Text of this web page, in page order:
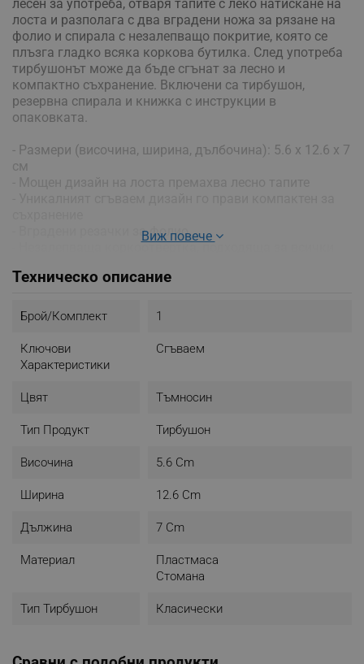
лесен за употреба, отваря тапите с леко натискане на
лоста и разполага с два вградени ножа за рязане на
фолио и спирала с незалепващо покритие, която се
плъзга гладко всяка коркова бутилка. След употреба
тирбушонът може да бъде сгънат за лесно и
компактно съхранение. Включени са тирбушон,
резервна спирала и книжка с инструкции в
опаковката.
- Размери (височина, ширина, дълбочина): 5.6 x 12.6 x 7
см
- Вградени резачки за фолио
- Незалепваща коркоотвертка, подходяща за всички
- Включена резервна коркова тапа
- Остър връх - дръжте пръстите далеч от върха по
- Съхранявайте на място, недостъпно за деца
- Цвят: тъмносин
Виж повече
Техническо описание
Брой/комплект 1
Ключови
Характеристики
Сгъваем
Цвят Тъмносин
Тип Продукт Тирбушон
Височина 5.6 Cm
Ширина 12.6 Cm
Дължина 7 Cm
Материал
Пластмаса
Стомана
Тип Тирбушон Класически